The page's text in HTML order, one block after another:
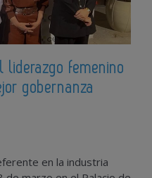
liderazgo femenino
gobernanza
en la industria